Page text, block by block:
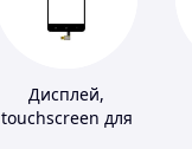
Дисплей,
touchscreen для